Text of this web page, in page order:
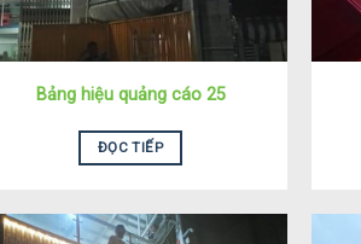
Bảng hiệu quảng cáo 25
ĐỌC TIẾP